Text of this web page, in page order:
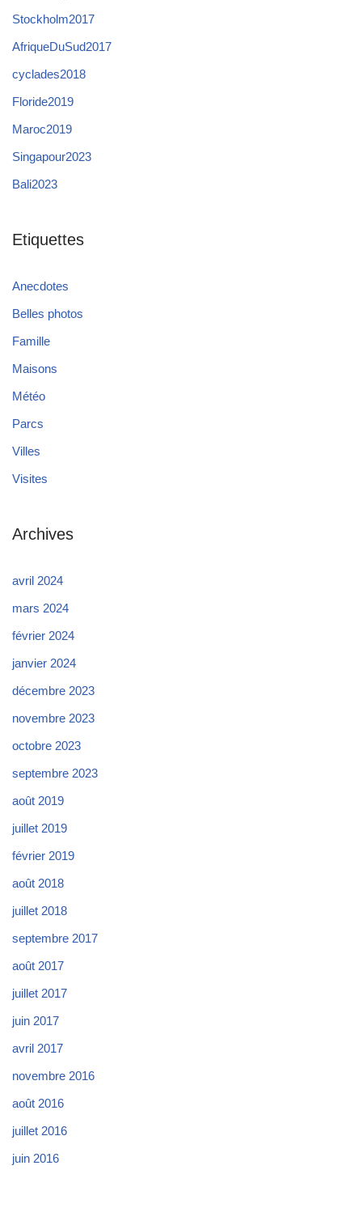
Stockholm2017
AfriqueDuSud2017
cyclades2018
Floride2019
Maroc2019
Singapour2023
Bali2023
Etiquettes
Anecdotes
Belles photos
Famille
Maisons
Météo
Parcs
Villes
Visites
Archives
avril 2024
mars 2024
février 2024
janvier 2024
décembre 2023
novembre 2023
octobre 2023
septembre 2023
août 2019
juillet 2019
février 2019
août 2018
juillet 2018
septembre 2017
août 2017
juillet 2017
juin 2017
avril 2017
novembre 2016
août 2016
juillet 2016
juin 2016